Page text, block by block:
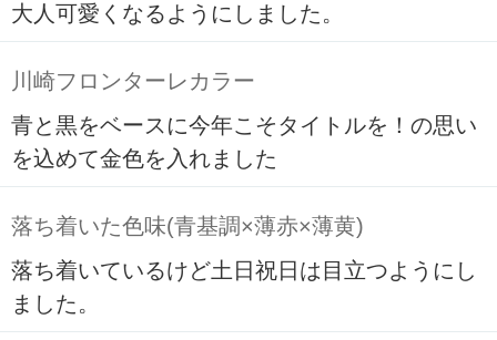
大人可愛くなるようにしました。
川崎フロンターレカラー
青と黒をベースに今年こそタイトルを！の思い
を込めて金色を入れました
落ち着いた色味(青基調×薄赤×薄黄)
落ち着いているけど土日祝日は目立つようにし
ました。